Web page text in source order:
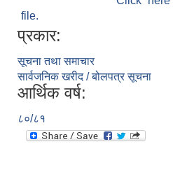
file.
प्रकार:
सूचना तथा समाचार
सार्वजनिक खरीद / बोलपत्र सूचना
आर्थिक वर्ष:
८०/८१